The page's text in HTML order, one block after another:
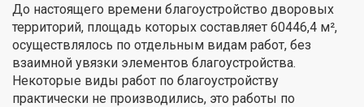
До настоящего времени благоустройство дворовых
территорий, площадь которых составляет 60446,4 м²,
осуществлялось по отдельным видам работ, без
взаимной увязки элементов благоустройства.
Некоторые виды работ по благоустройству
практически не производились, это работы по